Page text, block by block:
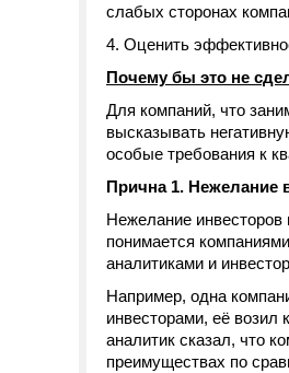
слабых сторонах
Оценить
Почему бы это не
Для компаний, что
высказывать
особые требования к
Прична 1. Нежелание
Нежелание
понимается
аналитиками и
Например, одна
инвесторами, её возил
аналитик сказал, что
преимуществах по